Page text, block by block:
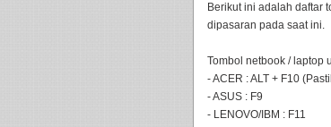
Berikut ini adalah daftar
dipasaran pada saat ini.
Tombol netbook / laptop
- ACER : ALT + F10
- ASUS : F9
- LENOVO/IBM : F11